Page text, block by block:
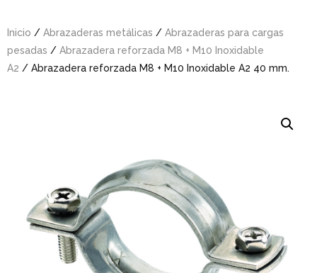
Inicio / Abrazaderas metálicas / Abrazaderas para cargas
pesadas / Abrazadera reforzada M8 + M10 Inoxidable
A2 / Abrazadera reforzada M8 + M10 Inoxidable A2 40 mm.